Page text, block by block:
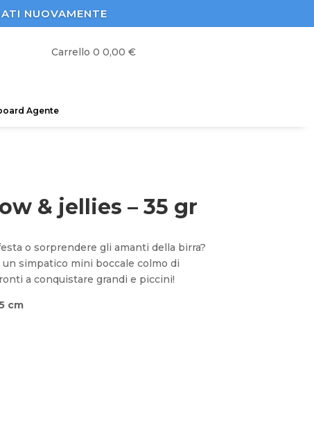
NUOVAMENTE
Carrello 0 0,00 €
Agente
& jellies – 35 gr
o sorprendere gli amanti della birra?
simpatico mini boccale colmo di
a conquistare grandi e piccini!
cm